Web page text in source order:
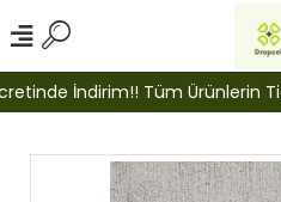
İndirim!! Tüm Ürünlerin